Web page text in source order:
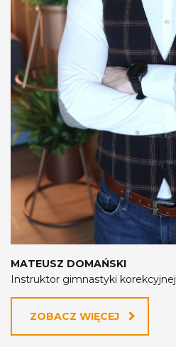
MATEUSZ DOMAŃSKI
Instruktor gimnastyki korekcyjnej
ZOBACZ WIĘCEJ